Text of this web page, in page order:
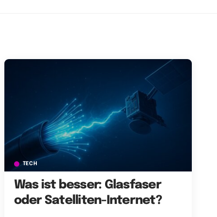
TECH
Was ist besser: Glasfaser
oder Satelliten-Internet?